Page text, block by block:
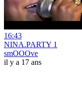
16:43
NINA.PARTY 1
smOOOve
il y a 17 ans